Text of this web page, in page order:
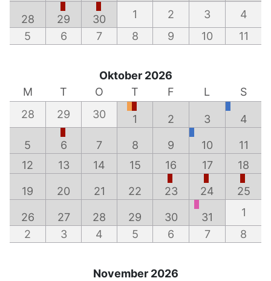
28 29 30 1 2 3
4
5
6 7 8 9 10 11
Oktober 2026
M
T O T F L
S
28
29 30 1 2 3 4
5 6 7 8 9 10
11
12
13 14 15 16 17 18
19 20 21 22 23 24 25
26 27 28 29 30 31
1
2
3 4 5 6 7 8
November 2026